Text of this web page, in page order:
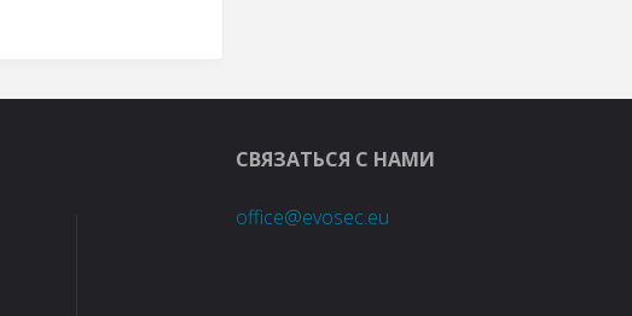
СВЯЗАТЬСЯ С НАМИ
office@evosec.eu